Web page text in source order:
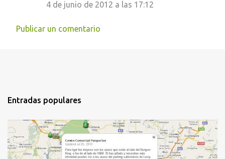
4 de junio de 2012 a las 17:12
Publicar un comentario
Entradas populares